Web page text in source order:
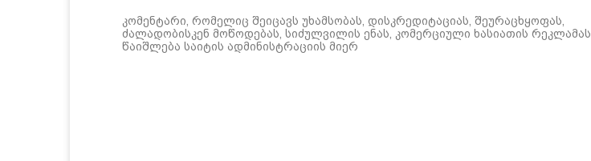
კომენტარი, რომელიც შეიცავს უხამსობას, დისკრედიტაციას, შეურაცხყოფას,
ძალადობისკენ მოწოდებას, სიძულვილის ენას, კომერციული ხასიათის რეკლამას,
წაიშლება საიტის ადმინისტრაციის მიერ